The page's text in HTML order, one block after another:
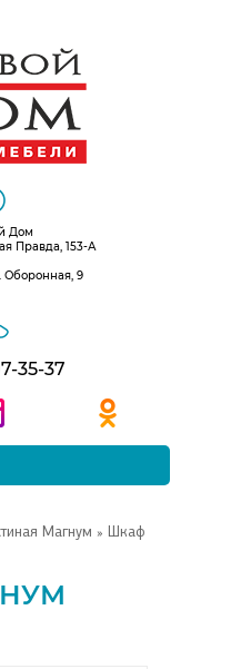
Дом
Правда, 153-А
9
35-37
Магнум » Шкаф